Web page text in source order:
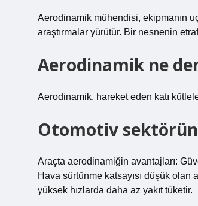
Aerodinamik mühendisi, ekipmanın
araştırmalar yürütür. Bir nesnenin
Aerodinamik ne
Aerodinamik, hareket eden katı
Otomotiv
Araçta aerodinamiğin avantajları:
Hava sürtünme katsayısı düşük
yüksek hızlarda daha az yakıt tüketir.